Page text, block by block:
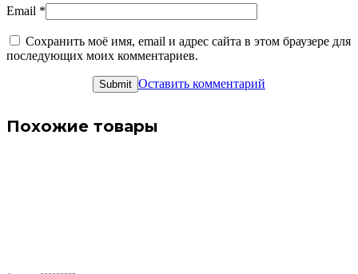
Email *
Сохранить моё имя, email и адрес сайта в этом браузере для
последующих моих комментариев.
Оставить комментарий
Похожие товары